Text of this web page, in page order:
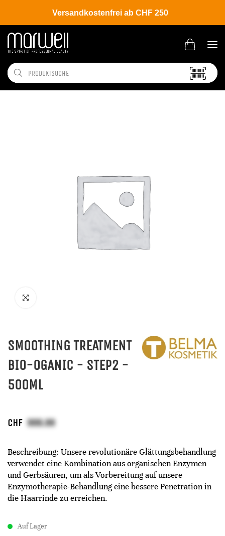
Versandkostenfrei ab CHF 250
Shop Brands Belma Kosmetik
SMOOTHING TREATMENT
BIO-OGANIC - STEP2 -
500ML
CHF
Beschreibung: Unsere revolutionäre Glättungsbehandlung
verwendet eine Kombination aus organischen Enzymen
und Gerbsäuren, um als Vorbereitung auf unsere
Enzymotherapie-Behandlung eine bessere Penetration in
die Haarrinde zu erreichen.
Auf Lager